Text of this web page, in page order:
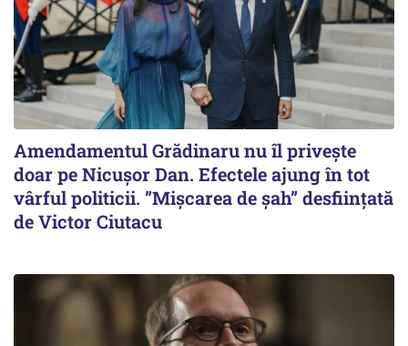
Amendamentul Grădinaru nu îl privește
doar pe Nicușor Dan. Efectele ajung în tot
vârful politicii. ”Mișcarea de șah” desființată
de Victor Ciutacu